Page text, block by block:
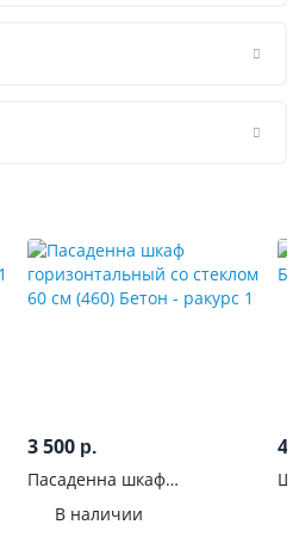
3 500 р.
Пасаденна шкаф
60 см (460) Бетон
В наличии
4